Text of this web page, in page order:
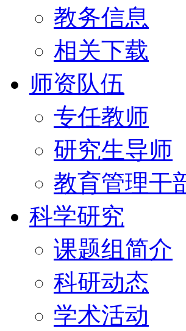
教务信息
相关下载
师资队伍
专任教师
研究生导师
教育管理干
科学研究
课题组简介
科研动态
学术活动